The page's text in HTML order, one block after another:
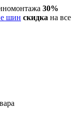
30%
шин скидка на все